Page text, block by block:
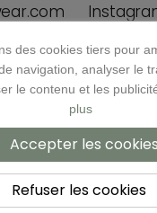
genets
Mentions légales
CGV
web est développé
des cookies tiers pour
navigation, analyser le
le contenu et les
plus
Accepter les cookies
Refuser les cookies